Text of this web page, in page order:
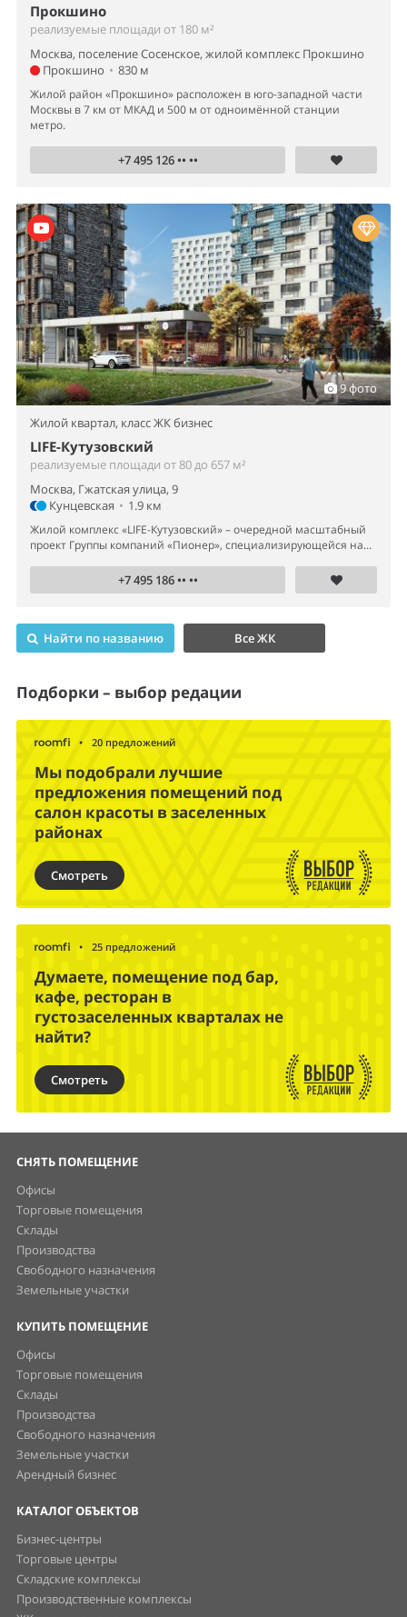
Прокшино
реализуемые площади от 180 м²
Москва, поселение Сосенское, жилой комплекс Прокшино
Прокшино • 830 м
Жилой район «Прокшино» расположен в юго-западной части
Москвы в 7 км от МКАД и 500 м от одноимённой станции
метро.
+7 495 126 •• ••
9 фото
Жилой квартал, класс ЖК бизнес
LIFE-Кутузовский
реализуемые площади от 80 до 657 м²
Москва, Гжатская улица, 9
Кунцевская • 1.9 км
Жилой комплекс «LIFE-Кутузовский» – очередной масштабный
проект Группы компаний «Пионер», специализирующейся на...
+7 495 186 •• ••
Найти по названию Все ЖК
Подборки – выбор редации
• 20 предложений
Мы подобрали лучшие
предложения помещений под
салон красоты в заселенных
районах
Смотреть
• 25 предложений
Думаете, помещение под бар,
кафе, ресторан в
густозаселенных кварталах не
найти?
Смотреть
СНЯТЬ ПОМЕЩЕНИЕ
Офисы
Торговые помещения
Склады
Производства
Свободного назначения
Земельные участки
КУПИТЬ ПОМЕЩЕНИЕ
Офисы
Торговые помещения
Склады
Производства
Свободного назначения
Земельные участки
Арендный бизнес
КАТАЛОГ ОБЪЕКТОВ
Бизнес-центры
Торговые центры
Складские комплексы
Производственные комплексы